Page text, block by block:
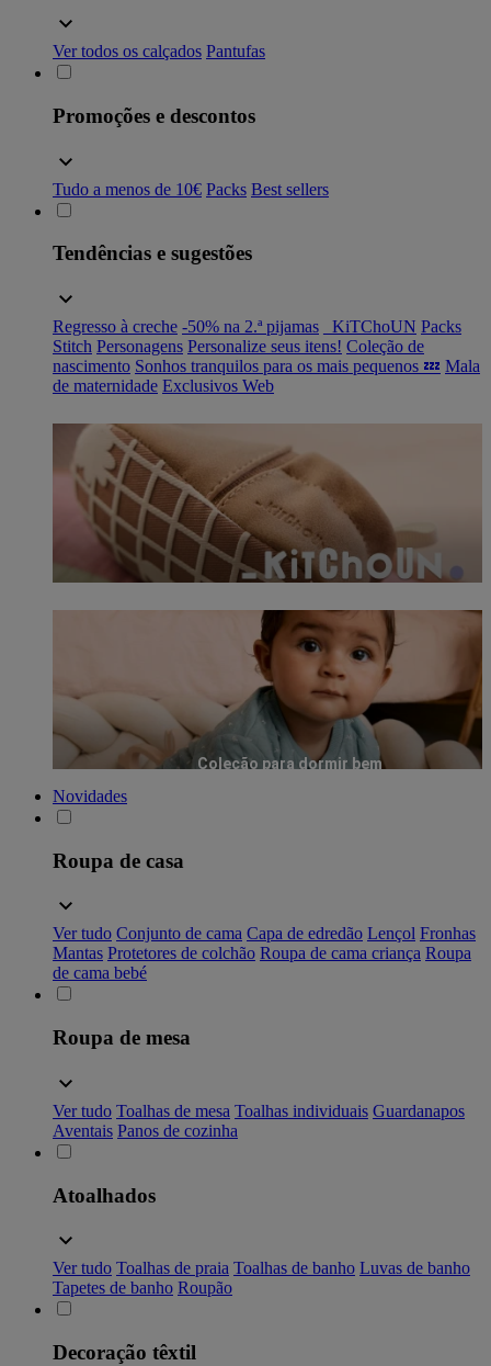
Ver todos os calçados Pantufas
Promoções e descontos
Tudo a menos de 10€ Packs Best sellers
Tendências e sugestões
Regresso à creche -50% na 2.ª pijamas _KiTChoUN Packs
Stitch Personagens Personalize seus itens! Coleção de
nascimento Sonhos tranquilos para os mais pequenos 💤 Mala
de maternidade Exclusivos Web
Coleção para dormir bem
Novidades
Roupa de casa
Ver tudo Conjunto de cama Capa de edredão Lençol Fronhas
Mantas Protetores de colchão Roupa de cama criança Roupa
de cama bebé
Roupa de mesa
Ver tudo Toalhas de mesa Toalhas individuais Guardanapos
Aventais Panos de cozinha
Atoalhados
Ver tudo Toalhas de praia Toalhas de banho Luvas de banho
Tapetes de banho Roupão
Decoração têxtil